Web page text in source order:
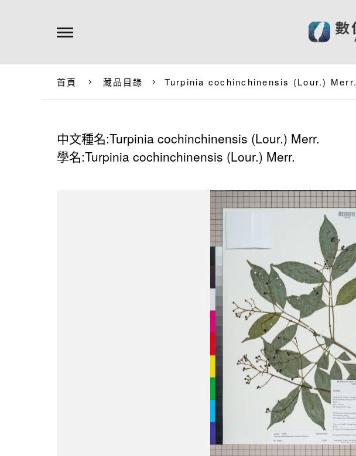
首頁 藏品目錄 Turpinia cochinchinensis (Lour.) Merr.
中文種名:Turpinia cochinchinensis (Lour.) Merr.
學名:Turpinia cochinchinensis (Lour.) Merr.